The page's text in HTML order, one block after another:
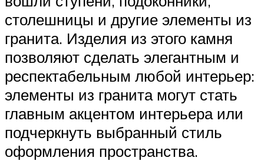
столешницы и другие элементы из
гранита. Изделия из этого камня
позволяют сделать элегантным и
респектабельным любой интерьер:
элементы из гранита могут стать
главным акцентом интерьера или
подчеркнуть выбранный стиль
оформления пространства.